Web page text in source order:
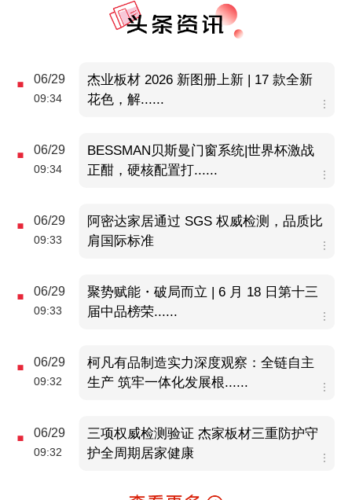
06/29
09:34
杰业板材 2026 新图册上新 | 17 款全新
花色，解......
06/29
09:34
BESSMAN贝斯曼门窗系统|世界杯激战
正酣，硬核配置打......
06/29
09:33
阿密达家居通过 SGS 权威检测，品质比
肩国际标准
06/29
09:33
聚势赋能・破局而立 | 6 月 18 日第十三
届中品榜荣......
06/29
09:32
柯凡有品制造实力深度观察：全链自主
生产 筑牢一体化发展根......
06/29
09:32
三项权威检测验证 杰家板材三重防护守
护全周期居家健康